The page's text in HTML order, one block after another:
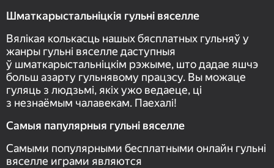
Шматкарыстальніцкiя гульні вяселле
Вялікая колькасць нашых бясплатных гульняў у
жанры гульні вяселле даступныя
ў шматкарыстальніцкім рэжыме, што дадае яшчэ
больш азарту гульнявому працэсу. Вы можаце
гуляць з людзьмі, якіх ужо ведаеце, ці
з незнаёмым чалавекам. Паехалі!
Самыя папулярныя гульні вяселле
Самыми популярными бесплатными онлайн гульні
вяселле играми являются